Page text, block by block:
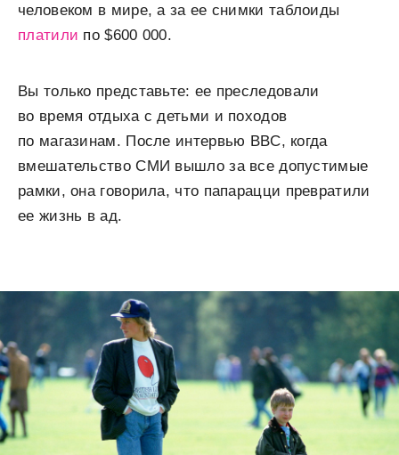
человеком в мире, а за ее снимки таблоиды
платили по $600 000.
Вы только представьте: ее преследовали
во время отдыха с детьми и походов
по магазинам. После интервью BBC, когда
вмешательство СМИ вышло за все допустимые
рамки, она говорила, что папарацци превратили
ее жизнь в ад.